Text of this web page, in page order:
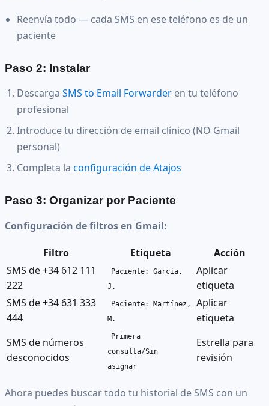
Reenvía todo — cada SMS en ese teléfono es de un
paciente
Paso 2: Instalar
Descarga SMS to Email Forwarder en tu teléfono
profesional
Introduce tu dirección de email clínico (NO Gmail
personal)
Completa la configuración de Atajos
Paso 3: Organizar por Paciente
Configuración de filtros en Gmail:
Filtro Etiqueta
Acción
SMS de +34 612 111
222
Paciente: García,
J.
Aplicar
etiqueta
SMS de +34 631 333
444
Paciente: Martínez,
M.
Aplicar
etiqueta
SMS de números
desconocidos
Primera
consulta/Sin
asignar
Estrella para
revisión
Ahora puedes buscar todo tu historial de SMS con un